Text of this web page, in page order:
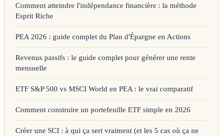
Comment atteindre l'indépendance financière : la méthode
Esprit Riche
PEA 2026 : guide complet du Plan d'Épargne en Actions
Revenus passifs : le guide complet pour générer une rente
mensuelle
ETF S&P 500 vs MSCI World en PEA : le vrai comparatif
Comment construire un portefeuille ETF simple en 2026
Créer une SCI : à qui ça sert vraiment (et les 5 cas où ça ne